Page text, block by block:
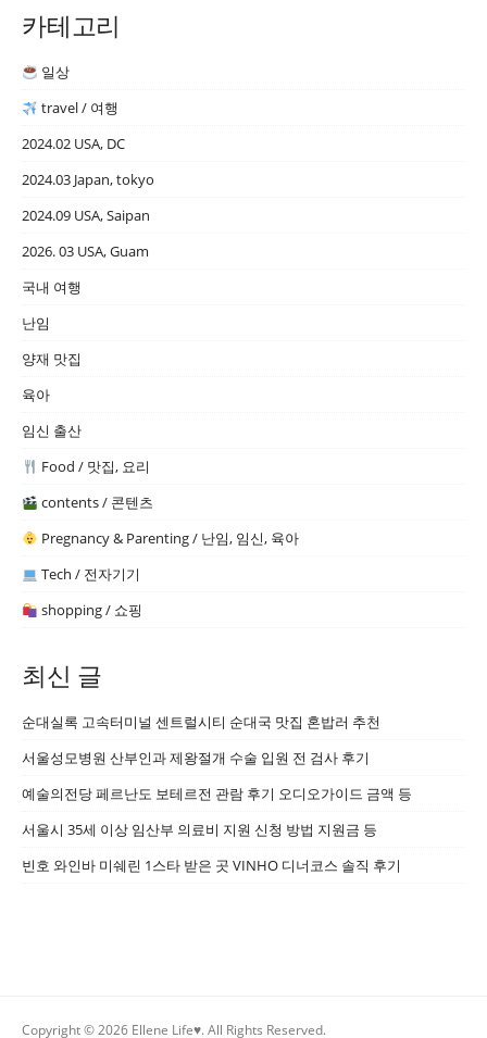
카테고리
일상
travel / 여행
2024.02 USA, DC
2024.03 Japan, tokyo
2024.09 USA, Saipan
2026. 03 USA, Guam
국내 여행
난임
양재 맛집
육아
임신 출산
Food / 맛집, 요리
contents / 콘텐츠
Pregnancy & Parenting / 난임, 임신, 육아
Tech / 전자기기
shopping / 쇼핑
최신 글
순대실록 고속터미널 센트럴시티 순대국 맛집 혼밥러 추천
서울성모병원 산부인과 제왕절개 수술 입원 전 검사 후기
예술의전당 페르난도 보테르전 관람 후기 오디오가이드 금액 등
서울시 35세 이상 임산부 의료비 지원 신청 방법 지원금 등
빈호 와인바 미쉐린 1스타 받은 곳 VINHO 디너코스 솔직 후기
Copyright © 2026 Ellene Life♥. All Rights Reserved.